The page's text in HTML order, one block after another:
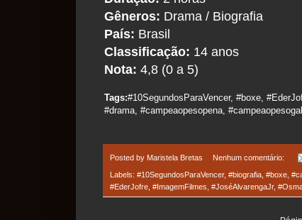
Gêneros: Drama / Biografia
País: Brasil
Classificação: 14 anos
Nota: 4,8 (0 a 5)
Tags:#10SegundosParaVencer, #boxe,
#drama, #campeaopesopena,
Posted by Maristela Bretas Nenhum comentário:
Labels: #10SegundosParaVencer, #biografia #boxe
#EderJofre #ImagemFilmes #JoséAlvarengaJr,